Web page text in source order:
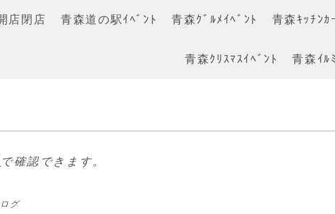
店閉店 青森道の駅ｲﾍﾞﾝﾄ 青森ｸﾞﾙﾒｲﾍﾞﾝﾄ 青森ｷｯﾁﾝｶ
青森ｸﾘｽﾏｽｲﾍﾞﾝﾄ 青森ｲﾙ
で確認できます。
グ